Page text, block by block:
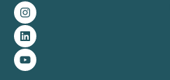
c
e
b
o
o
k
s
t
a
g
r
a
m
n
k
e
d
i
n
u
t
u
b
e